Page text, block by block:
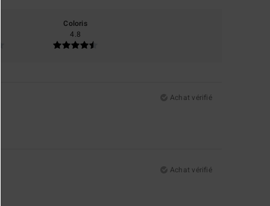
Coloris
4.8
Achat vérifié
Achat vérifié